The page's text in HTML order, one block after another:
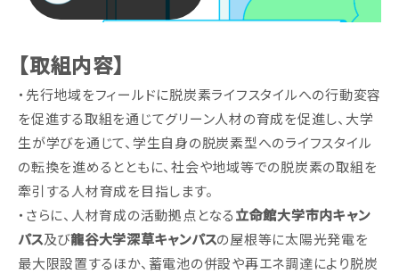
【取組内容】
・先行地域をフィールドに脱炭素ライフスタイルへの行動変容
を促進する取組を通じてグリーン人材の育成を促進し、大学
生が学びを通じて、学生自身の脱炭素型へのライフスタイル
の転換を進めるとともに、社会や地域等での脱炭素の取組を
牽引する人材育成を目指します。
・さらに、人材育成の活動拠点となる立命館大学市内キャン
パス及び龍谷大学深草キャンパスの屋根等に太陽光発電を
最大限設置するほか、蓄電池の併設や再エネ調達により脱炭